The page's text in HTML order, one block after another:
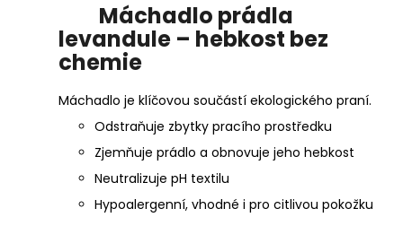
Máchadlo prádla
levandule – hebkost bez
chemie
Máchadlo je klíčovou součástí ekologického praní.
Odstraňuje zbytky pracího prostředku
Zjemňuje prádlo a obnovuje jeho hebkost
Neutralizuje pH textilu
Hypoalergenní, vhodné i pro citlivou pokožku